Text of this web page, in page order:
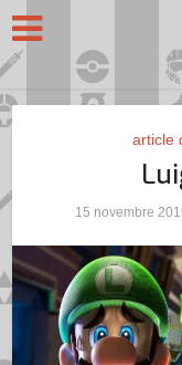
article
15 novembre